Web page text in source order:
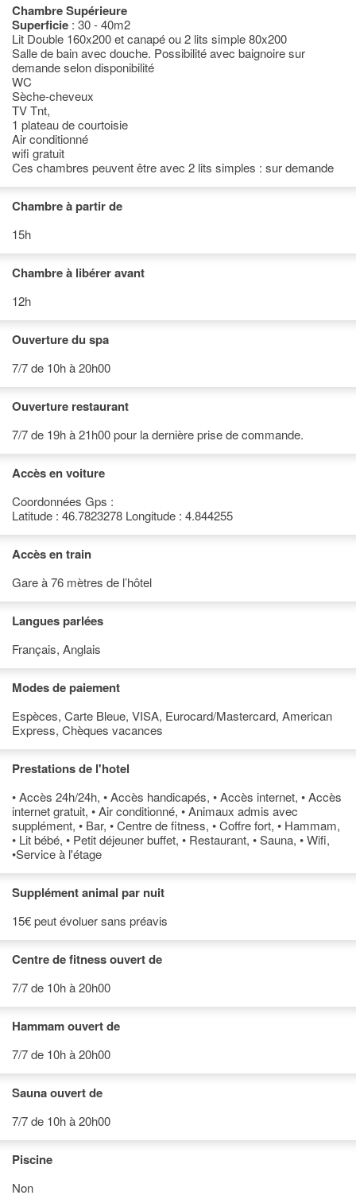
Chambre Supérieure
Superficie : 30 - 40m2
Lit Double 160x200 et canapé ou 2 lits simple 80x200
Salle de bain avec douche. Possibilité avec baignoire sur
demande selon disponibilité
WC
Sèche-cheveux
TV Tnt,
1 plateau de courtoisie
Air conditionné
wifi gratuit
Ces chambres peuvent être avec 2 lits simples : sur demande
Chambre à partir de
15h
Chambre à libérer avant
12h
Ouverture du spa
7/7 de 10h à 20h00
Ouverture restaurant
7/7 de 19h à 21h00 pour la dernière prise de commande.
Accès en voiture
Coordonnées Gps :
Latitude : 46.7823278 Longitude : 4.844255
Accès en train
Gare à 76 mètres de l’hôtel
Langues parlées
Français, Anglais
Modes de paiement
Espèces, Carte Bleue, VISA, Eurocard/Mastercard, American
Express, Chèques vacances
Prestations de l'hotel
• Accès 24h/24h, • Accès handicapés, • Accès internet, • Accès
internet gratuit, • Air conditionné, • Animaux admis avec
supplément, • Bar, • Centre de fitness, • Coffre fort, • Hammam,
• Lit bébé, • Petit déjeuner buffet, • Restaurant, • Sauna, • Wifi,
•Service à l'étage
Supplément animal par nuit
15€ peut évoluer sans préavis
Centre de fitness ouvert de
7/7 de 10h à 20h00
Hammam ouvert de
7/7 de 10h à 20h00
Sauna ouvert de
7/7 de 10h à 20h00
Piscine
Non